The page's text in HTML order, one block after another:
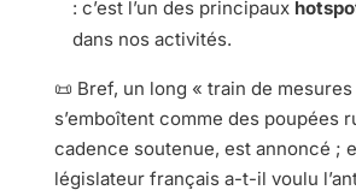
: c’est l’un des principaux
dans nos activités.
📜 Bref, un long « train de
s’emboîtent comme des poupées
cadence soutenue, est annoncé ;
législateur français a-t-il voulu